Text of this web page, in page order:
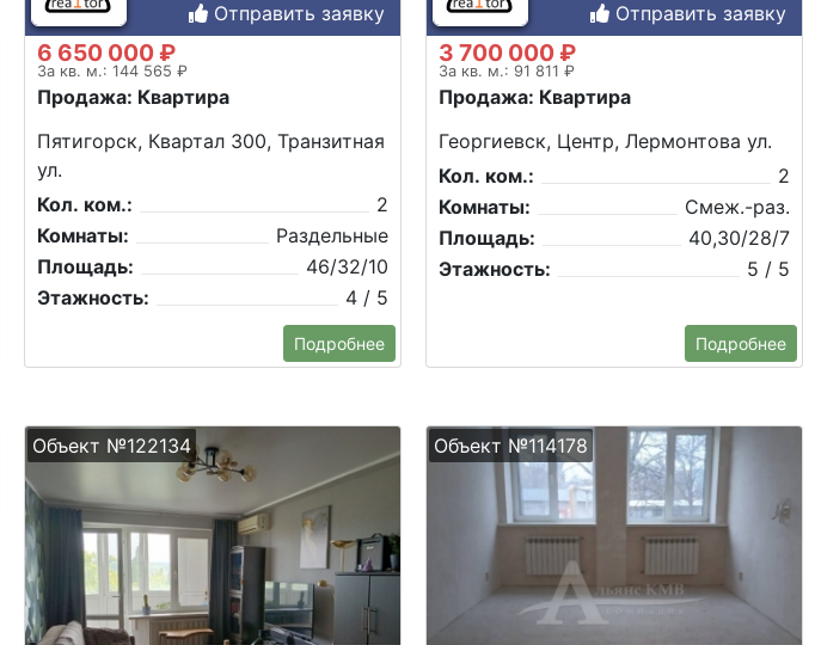
Отправить заявку
6 650 000 ₽
За кв. м.: 144 565 ₽
Продажа: Квартира
Пятигорск, Квартал 300, Транзитная
ул.
Кол. ком.:
2
Комнаты:
Раздельные
Площадь:
46/32/10
Этажность:
4 / 5
Подробнее
Отправить заявку
3 700 000 ₽
За кв. м.: 91 811 ₽
Продажа: Квартира
Георгиевск, Центр, Лермонтова ул.
Кол. ком.:
2
Комнаты:
Смеж.-раз.
Площадь:
40,30/28/7
Этажность:
5 / 5
Подробнее
Объект №122134 Объект №114178